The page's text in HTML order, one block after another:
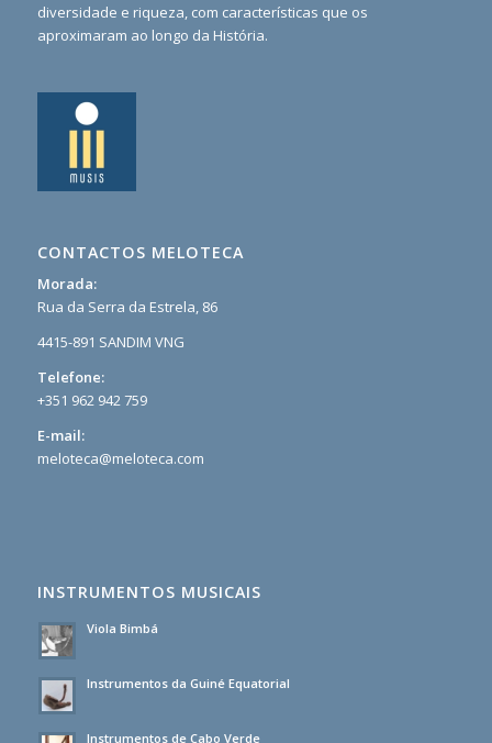
diversidade e riqueza, com características que os
aproximaram ao longo da História.
CONTACTOS MELOTECA
Morada:
Rua da Serra da Estrela, 86
4415-891 SANDIM VNG
Telefone:
+351 962 942 759
E-mail:
meloteca@meloteca.com
INSTRUMENTOS MUSICAIS
Viola Bimbá
Instrumentos da Guiné Equatorial
Instrumentos de Cabo Verde